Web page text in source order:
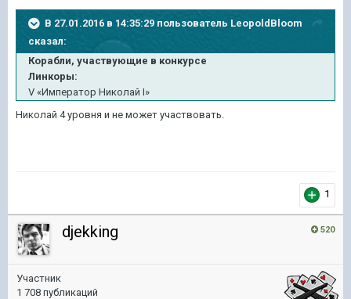
В 27.01.2016 в 14:35:29 пользователь LeopoldBloom
сказал:
Корабли, участвующие в конкурсе
Линкоры:
V «Император Николай I»
Николай 4 уровня и не может участвовать.
1
520
djekking
Участник
1 708 публикаций